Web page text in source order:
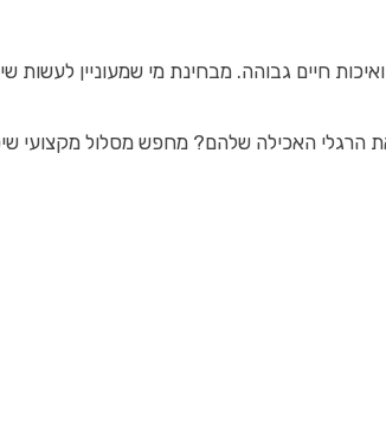
חיים גבוהה. מבחינת מי שמעוניין
הרגלי האכילה שלהם? מחפש מסלול מקצועי